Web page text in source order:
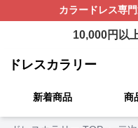
カラードレス専
10,000円以
ドレスカラリー
新着商品 商